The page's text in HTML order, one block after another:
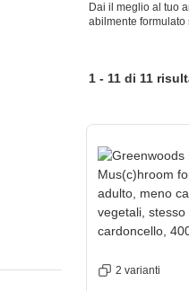
Dai il meglio al tuo
abilmente
1 - 11 di 11
2 varianti